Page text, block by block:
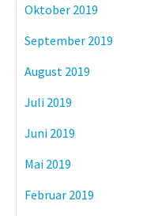
Oktober 2019
September 2019
August 2019
Juli 2019
Juni 2019
Mai 2019
Februar 2019